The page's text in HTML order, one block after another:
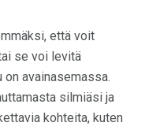
että voit
se voi levitä
avainasemassa.
silmiäsi ja
kohteita, kuten